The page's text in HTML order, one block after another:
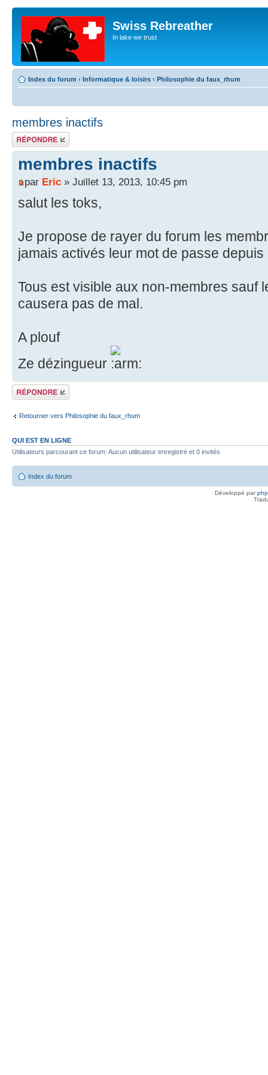
Swiss Rebreather
In lake we trust
Index du forum ‹ Informatique & loisirs ‹ Philosophie du faux_rhum
membres inactifs
Répondre
membres inactifs
par Eric » Juillet 13, 2013, 10:45 pm
salut les toks,
Je propose de rayer du forum les
jamais activés leur mot de passe depuis
Tous est visible aux non-membres sauf
causera pas de mal.
A plouf
Ze dézingueur
Répondre
Retourner vers Philosophie du faux_rhum
QUI EST EN LIGNE
Utilisateurs parcourant ce forum: Aucun utilisateur enregistré et 0 invités
Index du forum
Développé par